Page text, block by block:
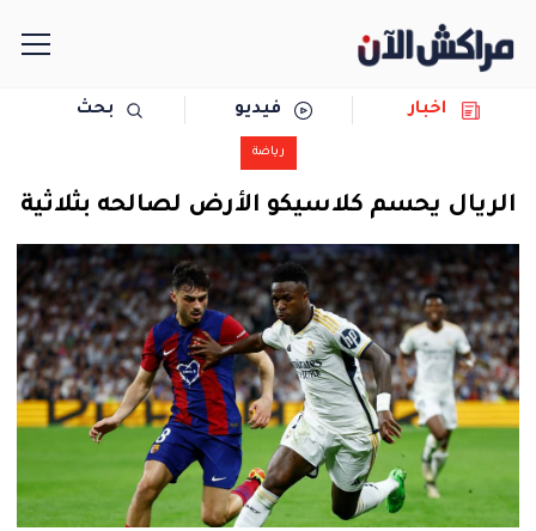
مجتمع
سياسة
رياضة
حوادث
دولية
اخبار فيديو بحث
رياضة
الريال يحسم كلاسيكو الأرض لصالحه بثلاثية